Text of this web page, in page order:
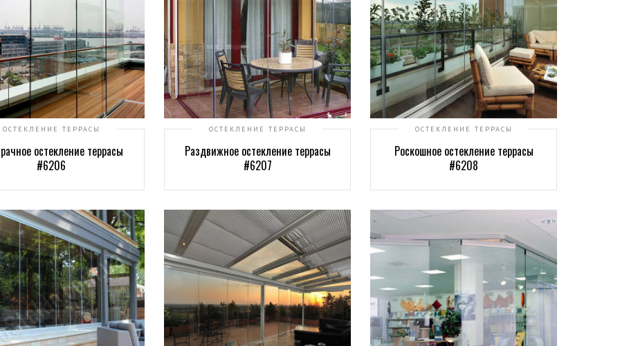
ОСТЕКЛЕНИЕ ТЕРРАСЫ
остекление террасы
#6206
ОСТЕКЛЕНИЕ ТЕРРАСЫ
Раздвижное остекление террасы
#6207
ОСТЕКЛЕНИЕ ТЕРРАСЫ
Роскошное остекление террасы
#6208